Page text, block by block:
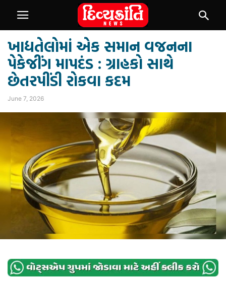
ખાદ્યતેલોમાં એક સમાન વજનના
પેકેજીંગ માપદંડ : ગ્રાહકો સાથે
છેતરપીંડી રોકવા કદમ
June 7, 2026